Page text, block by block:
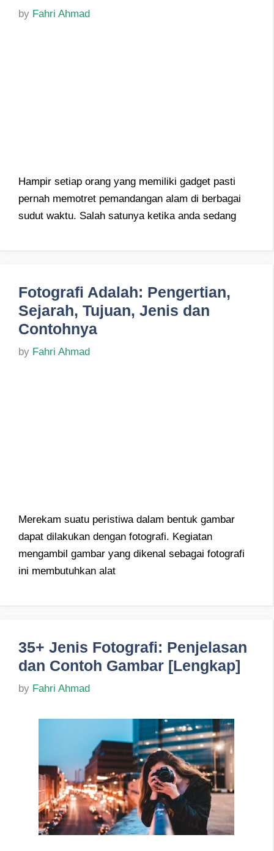
by Fahri Ahmad
Hampir setiap orang yang memiliki gadget pasti
pernah memotret pemandangan alam di berbagai
sudut waktu. Salah satunya ketika anda sedang
Fotografi Adalah: Pengertian,
Sejarah, Tujuan, Jenis dan
Contohnya
by Fahri Ahmad
Merekam suatu peristiwa dalam bentuk gambar
dapat dilakukan dengan fotografi. Kegiatan
mengambil gambar yang dikenal sebagai fotografi
ini membutuhkan alat
35+ Jenis Fotografi: Penjelasan
dan Contoh Gambar [Lengkap]
by Fahri Ahmad